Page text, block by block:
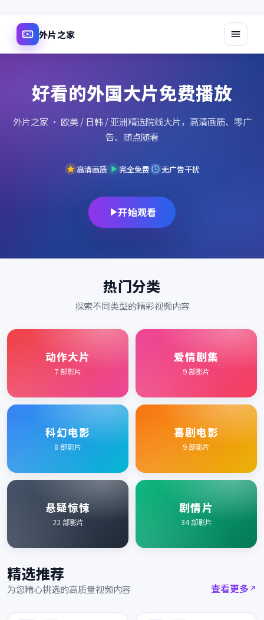
外片之家
好看的外国大片免费播放
外片之家 · 欧美 / 日韩 / 亚洲精选院线大片，高清画质、零广
告、随点随看
高清画质 完全免费 无广告干扰
开始观看
热门分类
探索不同类型的精彩视频内容
动作大片
7部影片
爱情剧集
9部影片
科幻电影
8 部影片
喜剧电影
9部影片
悬疑惊悚
22部影片
剧情片
34部影片
精选推荐
为您精心挑选的高质量视频内容 查看更多